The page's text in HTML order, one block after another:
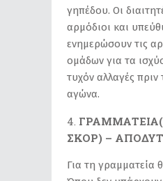
γηπέδου. Οι
αρμόδιοι και
ενημερώσουν τις
ομάδων για τα
τυχόν αλλαγές πριν
αγώνα.
ΣΚΟΡ) –
Για τη γραμματεία